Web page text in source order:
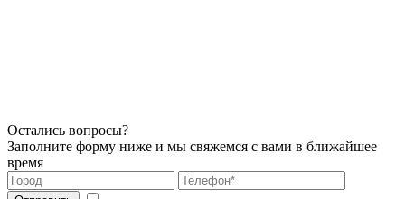
Остались вопросы?
Заполните форму ниже и мы свяжемся с вами в ближайшее
время